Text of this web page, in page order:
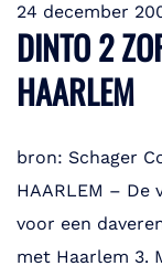
24 december
DINTO 2
HAARLEM
bron: Schager
HAARLEM – De
voor een
met Haarlem 3.